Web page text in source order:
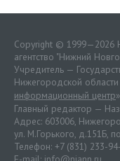
Copyright © 1999—2026
агентство "Нижний
Учредитель —
Нижегородской
информационный центр»
Главный редактор —
Адрес: 603006,
ул. М.Горького, д.151Б,
Телефон: +7 (831) 233-